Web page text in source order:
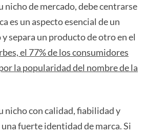
nicho de mercado, debe centrarse
es un aspecto esencial de un
separa un producto de otro en el
el 77% de los consumidores
la popularidad del nombre de la
nicho con calidad, fiabilidad y
fuerte identidad de marca. Si